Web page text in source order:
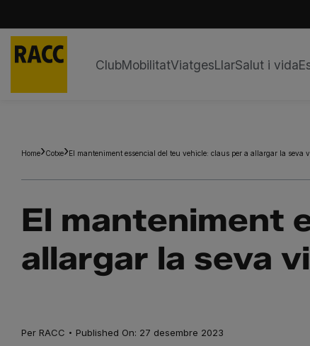
ClubMobilitatViatgesLlarSalut i vida
content
Home Cotxe El manteniment essencial del teu vehicle: claus per a allargar la seva
El manteniment
allargar la seva
Per RACC · Published On: 27 desembre 2023